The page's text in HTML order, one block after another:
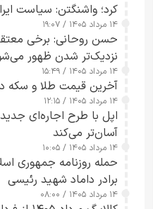
کرد؛ واشنگتن: سیاست
۱۴ مرداد ۱۴۰۵ / ۱۹:۰۷
حسن روحانی: برخی
نزدیک‌تر شدن ظهور
۱۴ مرداد ۱۴۰۵ / ۱۵:۴۹
آخرین قیمت طلا و سکه در 14 مرداد+
۱۴ مرداد ۱۴۰۵ / ۱۲:۱۵
اپل با طرح اجاره‌ای
آسان‌تر می‌کند
۱۴ مرداد ۱۴۰۵ / ۱۰:۰۵
حمله روزنامه جمهوری
برادر داماد شهید رئیسی
۱۴ مرداد ۱۴۰۵ / ۰۸:۰۰